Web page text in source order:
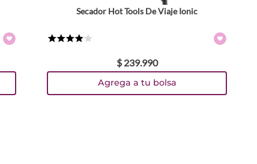
Secador Hot Tools De Viaje Ionic
$ 239.990
Agrega a tu bolsa